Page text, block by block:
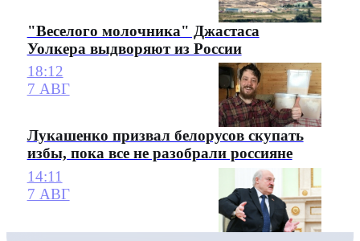
"Веселого молочника" Джастаса
Уолкера выдворяют из России
18:12
7 АВГ
Лукашенко призвал белорусов скупать
избы, пока все не разобрали россияне
14:11
7 АВГ